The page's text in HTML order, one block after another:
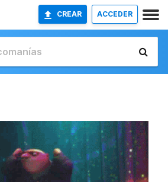
CREAR ACCEDER